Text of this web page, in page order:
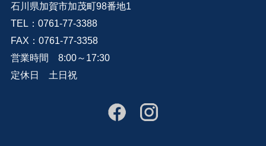
石川県加賀市加茂町98番地1
TEL：0761-77-3388
FAX：0761-77-3358
営業時間 8:00～17:30
定休日 土日祝